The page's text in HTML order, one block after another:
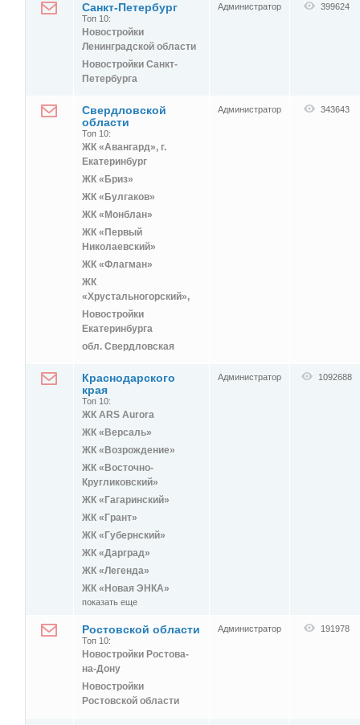
Санкт-Петербург
Топ 10:
Новостройки
Ленинградской области
Новостройки Санкт-
Петербурга
Администратор 399624
Свердловской
области
Топ 10:
ЖК «Авангард», г.
Екатеринбург
ЖК «Бриз»
ЖК «Булгаков»
ЖК «Монблан»
ЖК «Первый
Николаевский»
ЖК «Флагман»
ЖК
«Хрустальногорский»,
Новостройки
Екатеринбурга
обл. Свердловская
Администратор 343643
Краснодарского
края
Топ 10:
ЖК ARS Aurora
ЖК «Версаль»
ЖК «Возрождение»
ЖК «Восточно-
Кругликовский»
ЖК «Гагаринский»
ЖК «Грант»
ЖК «Губернский»
ЖК «Дарград»
ЖК «Легенда»
ЖК «Новая ЭНКА»
показать еще
Администратор 1092688
Ростовской области
Топ 10:
Новостройки Ростова-
на-Дону
Новостройки
Ростовской области
Администратор 191978